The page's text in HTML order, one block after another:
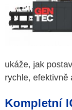
ukáže, jak
rychle, efektivně
Kompletní